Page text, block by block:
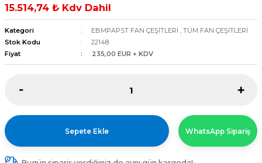
FANLAR
FANLAR
15.514,74 ₺ Kdv Dahil
Kategori EBMPAPST FAN ÇEŞİTLERİ , TÜM FAN ÇEŞİTLERİ
Stok Kodu
22148
Fiyat
235,00 EUR + KDV
Sepete Ekle WhatsApp Sipariş